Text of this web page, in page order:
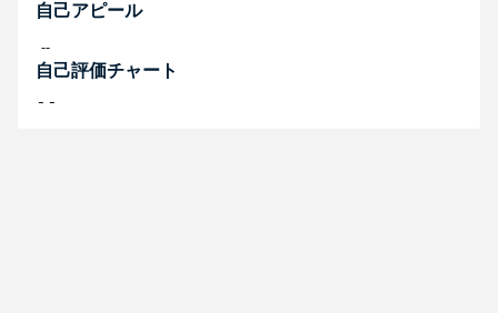
自己アピール
--
自己評価チャート
--